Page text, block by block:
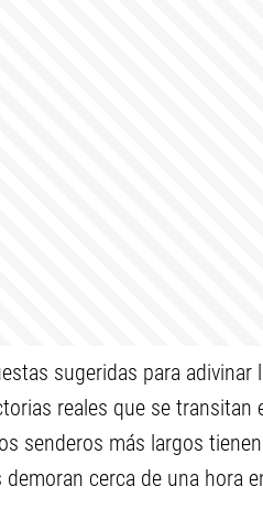
sugeridas para adivinar
reales que se transitan
senderos más largos
cerca de una hora